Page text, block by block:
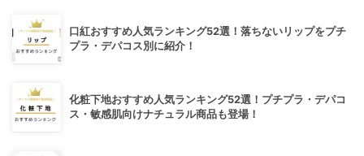
口紅おすすめ人気ランキング52選！落ちないリップをプチ
プラ・デパコス別に紹介！
化粧下地おすすめ人気ランキング52選！プチプラ・デパコ
ス・敏感肌向けナチュラル商品も登場！